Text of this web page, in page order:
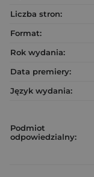
Liczba stron:
Format:
Rok wydania:
Data premiery:
Język wydania:
Podmiot
odpowiedzialny: